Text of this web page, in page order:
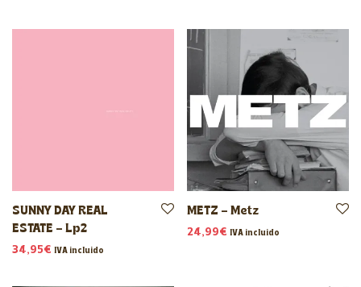
SUNNY DAY REAL
ESTATE – Lp2
34,95€ IVA incluido
METZ – Metz
24,99€ IVA incluido